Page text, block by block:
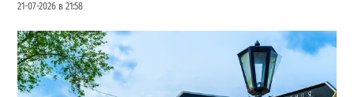
21-07-2026 в 21:58